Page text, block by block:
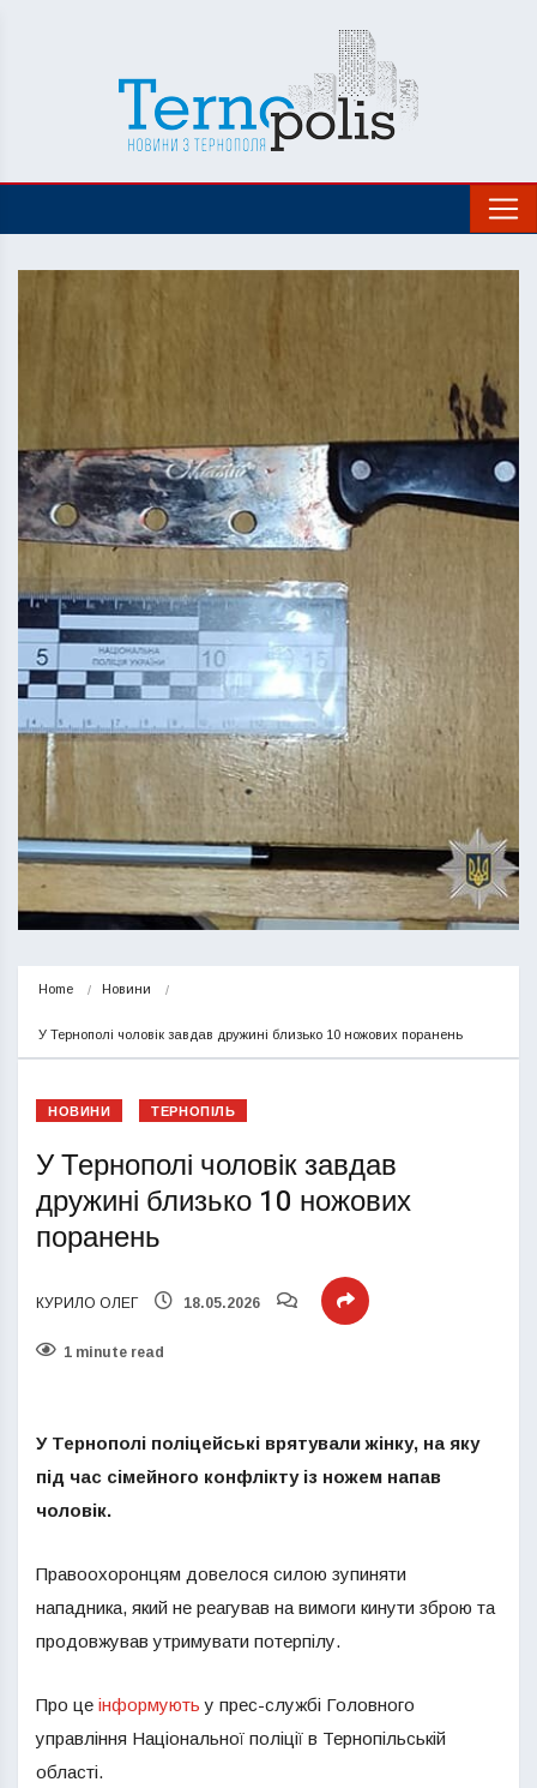
Home Новини
У Тернополі чоловік завдав дружині близько 10 ножових поранень
НОВИНИ ТЕРНОПІЛЬ
У Тернополі чоловік завдав
дружині близько 10 ножових
поранень
КУРИЛО ОЛЕГ 18.05.2026
1 minute read
У Тернополі поліцейські врятували жінку, на яку
під час сімейного конфлікту із ножем напав
чоловік.
Правоохоронцям довелося силою зупиняти
нападника, який не реагував на вимоги кинути зброю та
продовжував утримувати потерпілу.
Про це інформують у прес-службі Головного
управління Національної поліції в Тернопільській
області.